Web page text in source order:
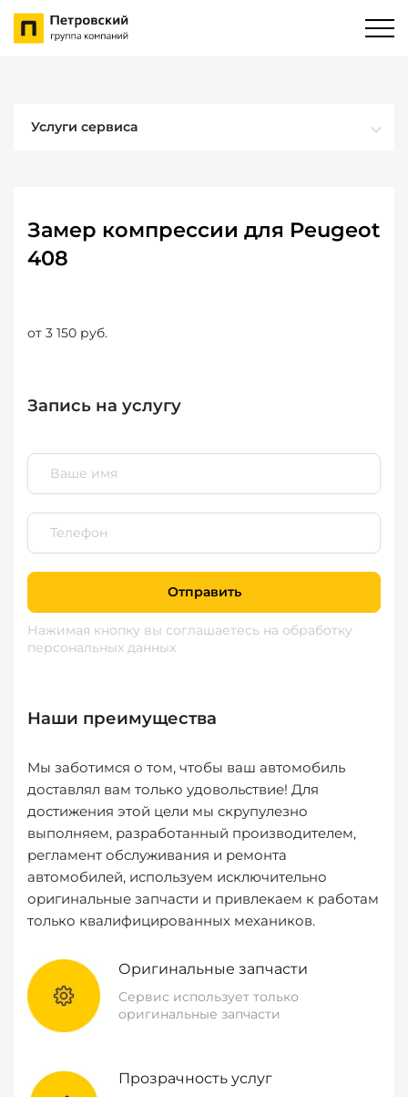
Услуги сервиса
Замер компрессии для Peugeot
408
от 3 150 руб.
Запись на услугу
Отправить
Нажимая кнопку вы соглашаетесь на обработку
персональных данных
Наши преимущества
Мы заботимся о том, чтобы ваш автомобиль
доставлял вам только удовольствие! Для
достижения этой цели мы скрупулезно
выполняем, разработанный производителем,
регламент обслуживания и ремонта
автомобилей, используем исключительно
оригинальные запчасти и привлекаем к работам
только квалифицированных механиков.
Оригинальные запчасти
Сервис использует только
оригинальные запчасти
Прозрачность услуг